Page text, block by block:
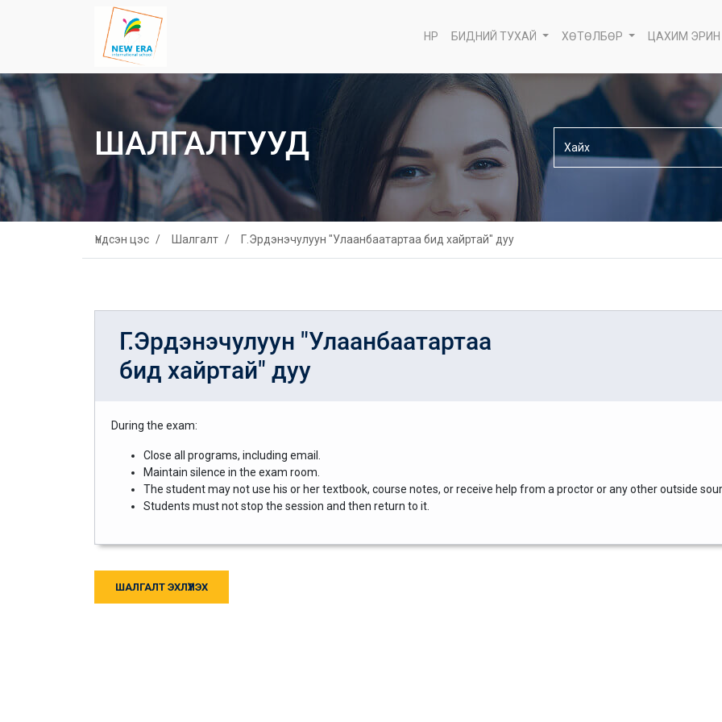
НҮҮР БИДНИЙ ТУХАЙ ХӨТӨЛБӨР ЦАХИМ ЭРИН
ШАЛГАЛТУУД
Үндсэн цэс Шалгалт Г.Эрдэнэчулуун "Улаанбаатартаа бид хайртай" дуу
Г.Эрдэнэчулуун "Улаанбаатартаа
бид хайртай" дуу
During the exam:
Close all programs, including email.
Maintain silence in the exam room.
The student may not use his or her textbook, course notes, or receive help from a proctor or any other outside
Students must not stop the session and then return to it.
ШАЛГАЛТ ЭХЛҮҮЛЭХ